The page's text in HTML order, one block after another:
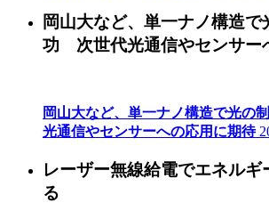
岡山大など、単一ナノ構造で
功 次世代光通信やセンサー
岡山大など、単一ナノ構造で光の
光通信やセンサーへの応用に期待
レーザー無線給電でエネルギ
る